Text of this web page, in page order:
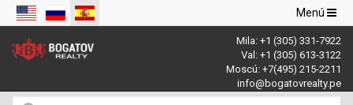
Navegación
de
palanca
Menú
Mila: +1 (305) 331-7922
Val: +1 (305) 613-3122
Moscú: +7(495) 215-2211
info@bogatovrealty.pe